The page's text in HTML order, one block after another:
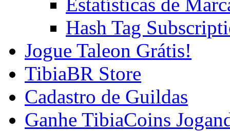
Hash Tag
Jogue Taleon Grátis!
TibiaBR Store
Cadastro de Guildas
Ganhe TibiaCoins